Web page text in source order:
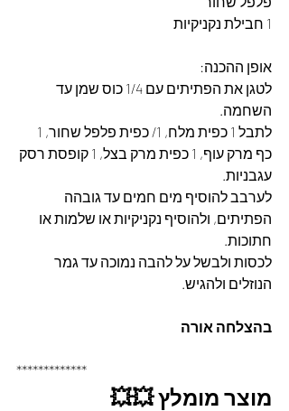
1 חבילת נקניקיות
אופן ההכנה:
לטגן את הפתיתים עם 1/4 כוס שמן עד
השחמה.
כף מרק עוף, 1 כפית מרק בצל, 1 קופסת רסק
עגבניות.
לערבב להוסיף מים חמים עד גובהה
הפתיתים, ולהוסיף נקניקיות או שלמות או
חתוכות.
לכסות ולבשל על להבה נמוכה עד גמר
הנוזלים ולהגיש.
בהצלחה אורה
*************
מוצר מומלץ 💥💥